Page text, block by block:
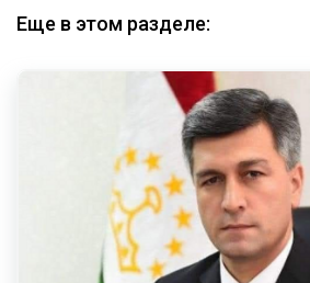
Еще в этом разделе: